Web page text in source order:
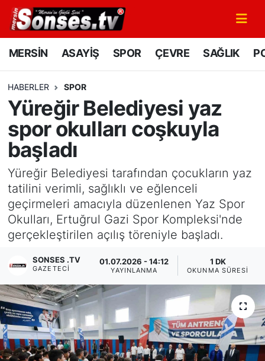
MERSİN ASAYİŞ SPOR ÇEVRE SAĞLIK
HABERLER SPOR
Yüreğir Belediyesi yaz
spor okulları coşkuyla
başladı
Yüreğir Belediyesi tarafından çocukların yaz
tatilini verimli, sağlıklı ve eğlenceli
geçirmeleri amacıyla düzenlenen Yaz Spor
Okulları, Ertuğrul Gazi Spor Kompleksi'nde
gerçekleştirilen açılış töreniyle başladı.
SONSES .TV
GAZETECI
01.07.2026 - 14:12
YAYINLANMA
1 DK
OKUNMA SÜRESI
MERSİN
SPOR
GÜNÜN MANŞETİ
DÜNYA
KÜLTÜR - SANAT
MAGAZİN
SAĞLIK
Siyaset
YEREL HABER
Haberde insan
Mersin Nöbetçi Eczaneler
Mersin Namaz Vakitleri
Mersin Trafik Yoğunluk Haritası
Süper Lig Puan Durumu ve Fikstür
Tüm Manşetler
Son Dakika Haberleri
Haber Arşivi